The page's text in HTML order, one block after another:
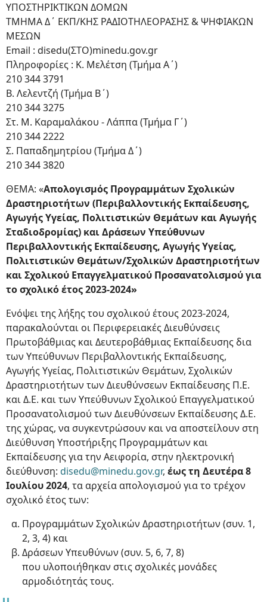
ΥΠΟΣΤΗΡΙΚΤΙΚΩΝ ΔΟΜΩΝ
ΤΜΗΜΑ Δ΄ ΕΚΠ/ΚΗΣ ΡΑΔΙΟΤΗΛΕΟΡΑΣΗΣ & ΨΗΦΙΑΚΩΝ
ΜΕΣΩΝ
Email : disedu(ΣΤΟ)minedu.gov.gr
Πληροφορίες : Κ. Μελέτση (Τμήμα Α΄)
210 344 3791
Β. Λελεντζή (Τμήμα Β΄)
210 344 3275
Στ. Μ. Καραμαλάκου - Λάππα (Τμήμα Γ΄)
210 344 2222
Σ. Παπαδημητρίου (Τμήμα Δ΄)
210 344 3820
ΘΕΜΑ: «Απολογισμός Προγραμμάτων Σχολικών
Δραστηριοτήτων (Περιβαλλοντικής Εκπαίδευσης,
Αγωγής Υγείας, Πολιτιστικών Θεμάτων και Αγωγής
Σταδιοδρομίας) και Δράσεων Υπεύθυνων
Περιβαλλοντικής Εκπαίδευσης, Αγωγής Υγείας,
Πολιτιστικών Θεμάτων/Σχολικών Δραστηριοτήτων
και Σχολικού Επαγγελματικού Προσανατολισμού για
το σχολικό έτος 2023-2024»
Ενόψει της λήξης του σχολικού έτους 2023-2024,
παρακαλούνται οι Περιφερειακές Διευθύνσεις
Πρωτοβάθμιας και Δευτεροβάθμιας Εκπαίδευσης δια
των Υπεύθυνων Περιβαλλοντικής Εκπαίδευσης,
Αγωγής Υγείας, Πολιτιστικών Θεμάτων, Σχολικών
Δραστηριοτήτων των Διευθύνσεων Εκπαίδευσης Π.Ε.
και Δ.Ε. και των Υπεύθυνων Σχολικού Επαγγελματικού
Προσανατολισμού των Διευθύνσεων Εκπαίδευσης Δ.Ε.
της χώρας, να συγκεντρώσουν και να αποστείλουν στη
Διεύθυνση Υποστήριξης Προγραμμάτων και
Εκπαίδευσης για την Αειφορία, στην ηλεκτρονική
διεύθυνση: disedu@minedu.gov.gr, έως τη Δευτέρα 8
Ιουλίου 2024, τα αρχεία απολογισμού για το τρέχον
σχολικό έτος των:
Προγραμμάτων Σχολικών Δραστηριοτήτων (συν. 1,
2, 3, 4) και
Δράσεων Υπευθύνων (συν. 5, 6, 7, 8)
που υλοποιήθηκαν στις σχολικές μονάδες
αρμοδιότητάς τους.